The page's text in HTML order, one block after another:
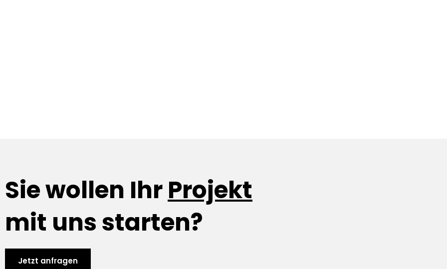
Sie wollen Ihr Projekt
mit uns starten?
Jetzt anfragen